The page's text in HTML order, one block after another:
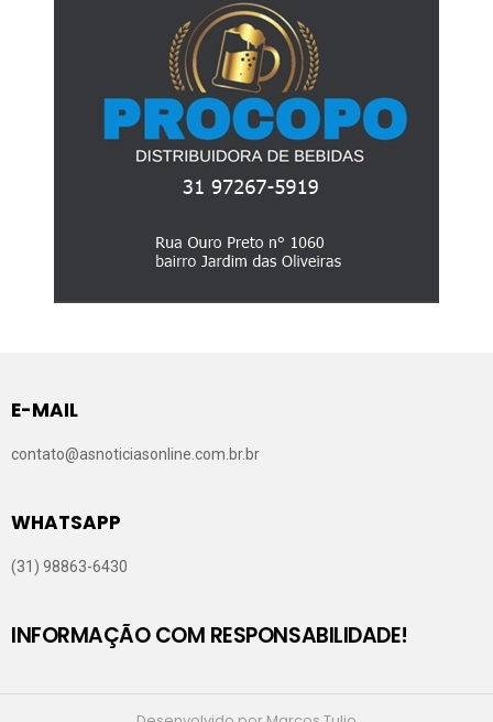
E-MAIL
contato@asnoticiasonline.com.br.br
WHATSAPP
(31) 98863-6430
INFORMAÇÃO COM RESPONSABILIDADE!